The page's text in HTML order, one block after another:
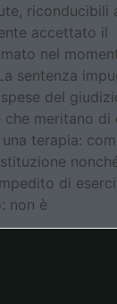
riconducibili
accettato il
nel
sentenza
del
meritano di
terapia:
di
non è